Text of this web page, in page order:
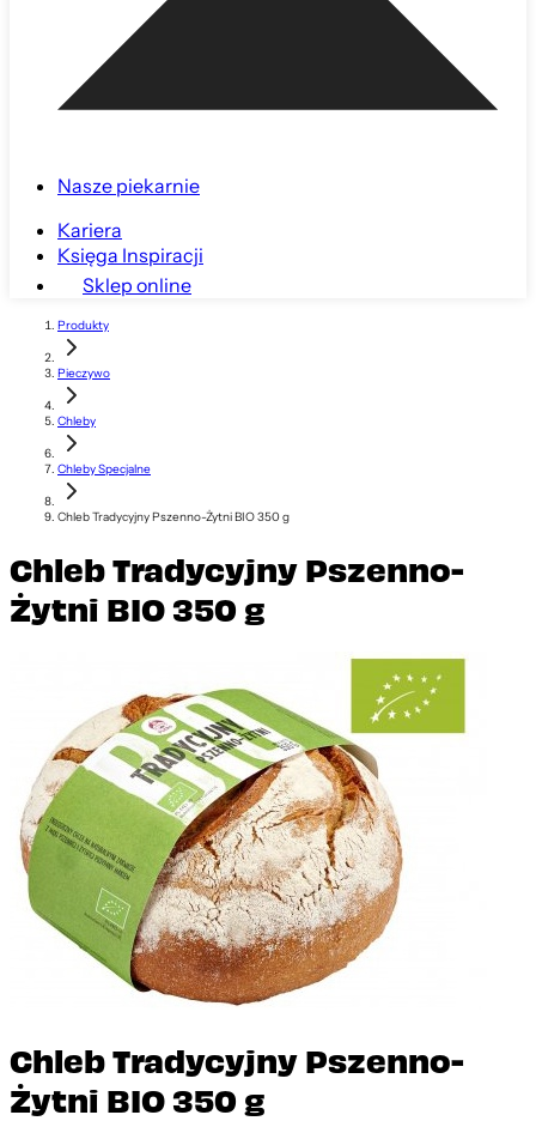
Nasze piekarnie
Kariera
Księga Inspiracji
Sklep online
Produkty
Pieczywo
Chleby
Chleby Specjalne
Chleb Tradycyjny Pszenno-Żytni BIO 350 g
Chleb Tradycyjny Pszenno-
Żytni BIO 350 g
Chleb Tradycyjny Pszenno-
Żytni BIO 350 g